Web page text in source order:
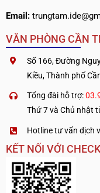
Email:
VĂN PHÒNG CẦN
Số 166, Đường
Kiều, Thành phố
Tổng đài hỗ trợ:
Thứ 7 và Chủ nhật
Hotline tư vấn dịch
KẾT NỐI VỚI